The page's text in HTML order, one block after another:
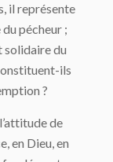
il représente
pécheur ;
solidaire du
ils
?
de
en Dieu, en